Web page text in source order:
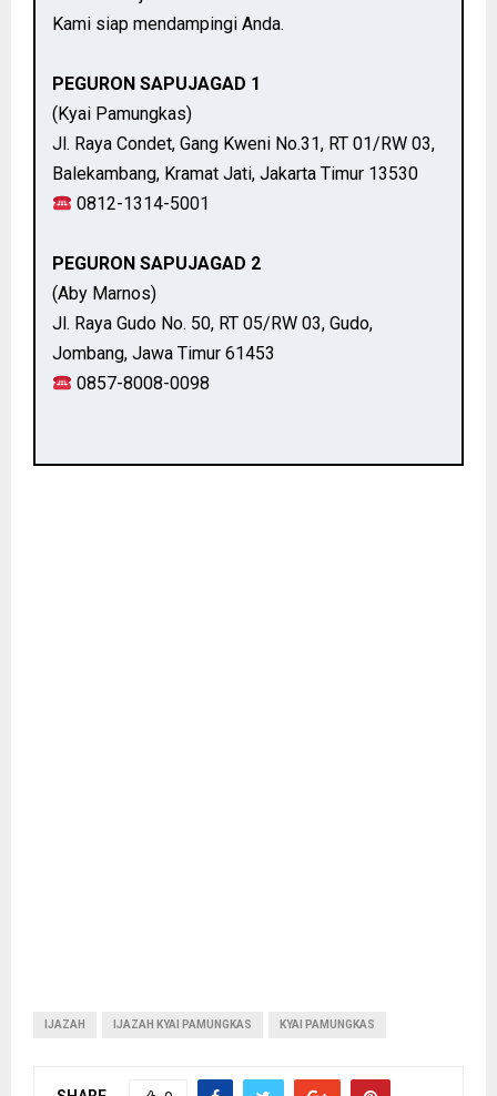
Kami siap mendampingi Anda.
PEGURON SAPUJAGAD 1
(Kyai Pamungkas)
Jl. Raya Condet, Gang Kweni No.31, RT 01/RW 03,
Balekambang, Kramat Jati, Jakarta Timur 13530
0812-1314-5001
PEGURON SAPUJAGAD 2
(Aby Marnos)
Jl. Raya Gudo No. 50, RT 05/RW 03, Gudo,
Jombang, Jawa Timur 61453
0857-8008-0098
IJAZAH IJAZAH KYAI PAMUNGKAS KYAI PAMUNGKAS